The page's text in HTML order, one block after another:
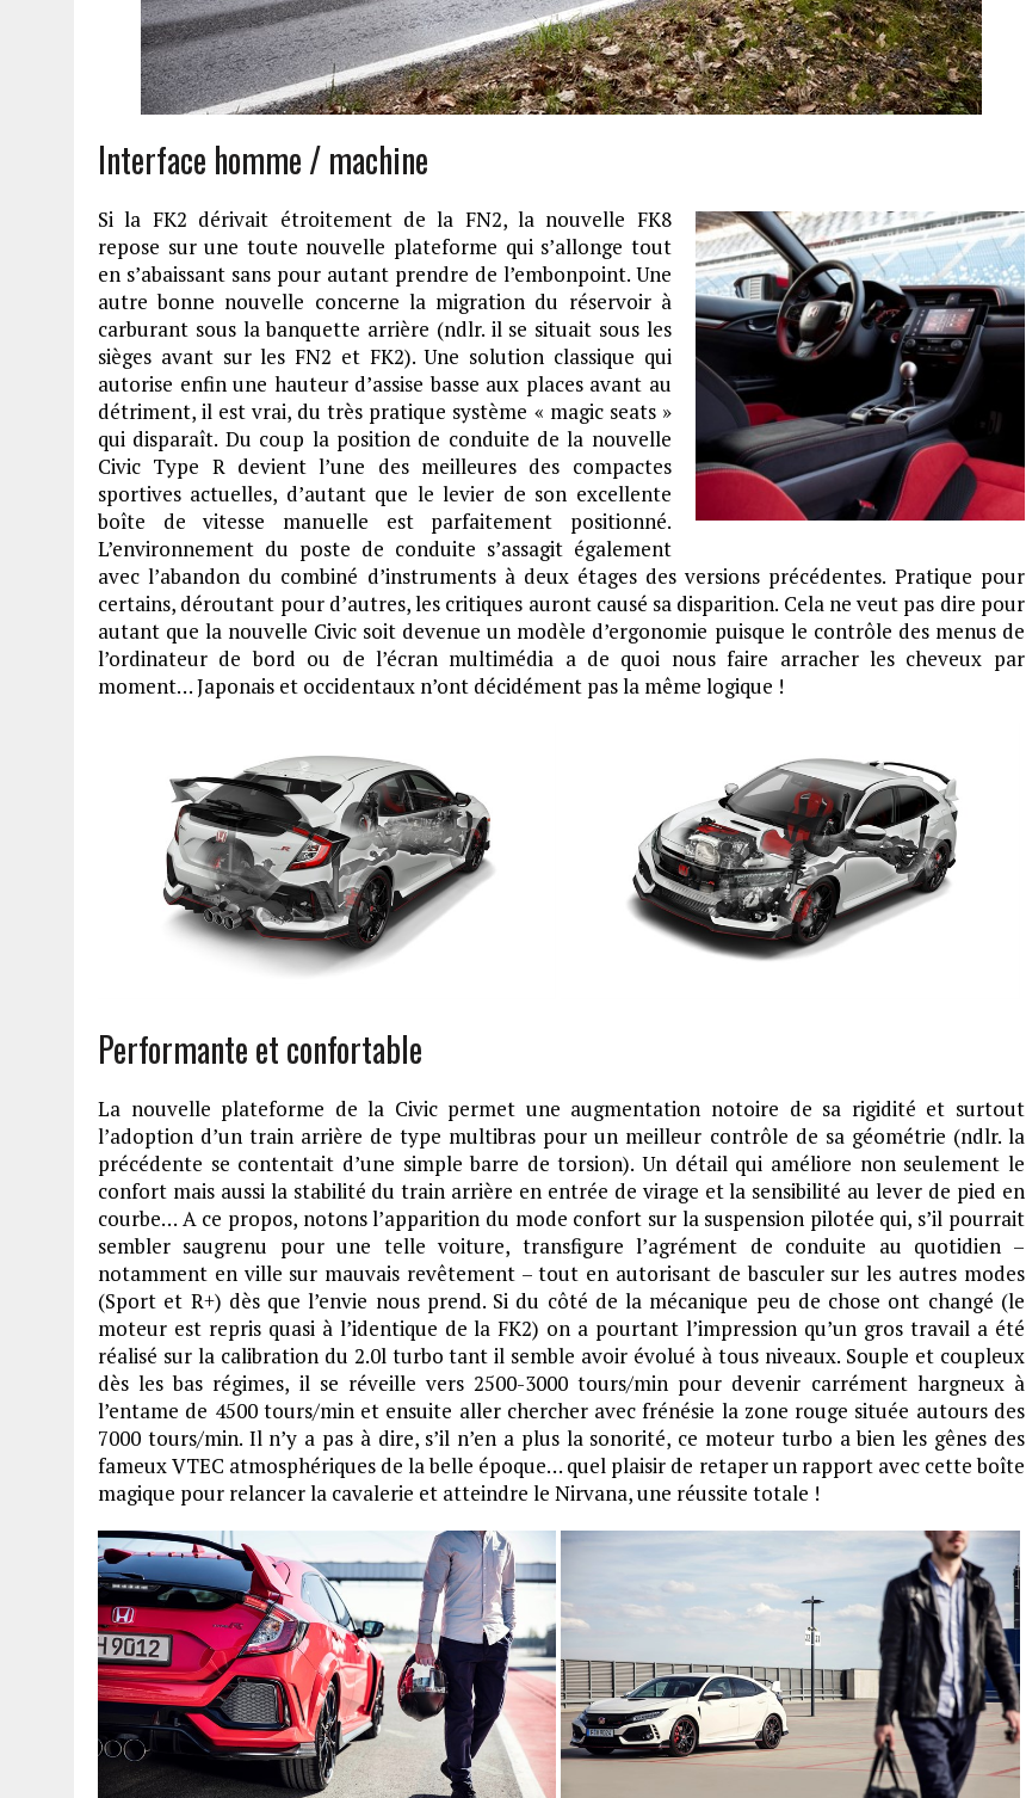
Interface homme / machine
Si la FK2 dérivait étroitement de la FN2, la nouvelle FK8
repose sur une toute nouvelle plateforme qui s’allonge tout
en s’abaissant sans pour autant prendre de l’embonpoint. Une
autre bonne nouvelle concerne la migration du réservoir à
carburant sous la banquette arrière (ndlr. il se situait sous les
sièges avant sur les FN2 et FK2). Une solution classique qui
autorise enfin une hauteur d’assise basse aux places avant au
détriment, il est vrai, du très pratique système « magic seats »
qui disparaît. Du coup la position de conduite de la nouvelle
Civic Type R devient l’une des meilleures des compactes
sportives actuelles, d’autant que le levier de son excellente
boîte de vitesse manuelle est parfaitement positionné.
L’environnement du poste de conduite s’assagit également
avec l’abandon du combiné d’instruments à deux étages des versions précédentes. Pratique pour
certains, déroutant pour d’autres, les critiques auront causé sa disparition. Cela ne veut pas dire pour
autant que la nouvelle Civic soit devenue un modèle d’ergonomie puisque le contrôle des menus de
l’ordinateur de bord ou de l’écran multimédia a de quoi nous faire arracher les cheveux par
moment… Japonais et occidentaux n’ont décidément pas la même logique !
Performante et confortable
La nouvelle plateforme de la Civic permet une augmentation notoire de sa rigidité et surtout
l’adoption d’un train arrière de type multibras pour un meilleur contrôle de sa géométrie (ndlr. la
précédente se contentait d’une simple barre de torsion). Un détail qui améliore non seulement le
confort mais aussi la stabilité du train arrière en entrée de virage et la sensibilité au lever de pied en
courbe… A ce propos, notons l’apparition du mode confort sur la suspension pilotée qui, s’il pourrait
sembler saugrenu pour une telle voiture, transfigure l’agrément de conduite au quotidien –
notamment en ville sur mauvais revêtement – tout en autorisant de basculer sur les autres modes
(Sport et R+) dès que l’envie nous prend. Si du côté de la mécanique peu de chose ont changé (le
moteur est repris quasi à l’identique de la FK2) on a pourtant l’impression qu’un gros travail a été
réalisé sur la calibration du 2.0l turbo tant il semble avoir évolué à tous niveaux. Souple et coupleux
dès les bas régimes, il se réveille vers 2500-3000 tours/min pour devenir carrément hargneux à
l’entame de 4500 tours/min et ensuite aller chercher avec frénésie la zone rouge située autours des
7000 tours/min. Il n’y a pas à dire, s’il n’en a plus la sonorité, ce moteur turbo a bien les gênes des
fameux VTEC atmosphériques de la belle époque… quel plaisir de retaper un rapport avec cette boîte
magique pour relancer la cavalerie et atteindre le Nirvana, une réussite totale !